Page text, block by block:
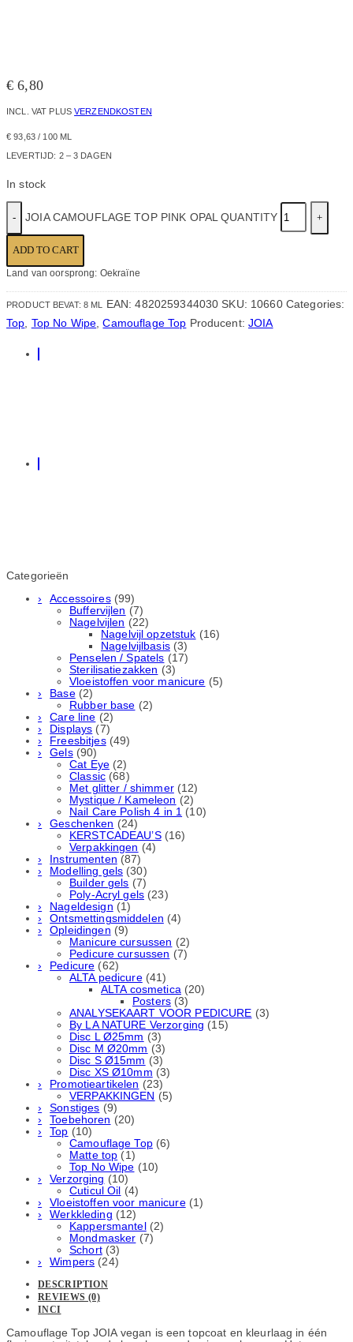
€ 6,80
INCL. VAT PLUSVERZENDKOSTEN
€ 93,63/ 100 ML
LEVERTIJD: 2 – 3 DAGEN
In stock
JOIA CAMOUFLAGE TOP PINK OPAL QUANTITY
ADD TO CART
Land van oorsprong: Oekraïne
PRODUCT BEVAT: 8 ML EAN:4820259344030 SKU: 10660 Categories:
Top Top No Wipe ,Camouflage Top Producent:JOIA
Categorieën
Accessoires (99)
Buffervijlen (7)
Nagelvijlen (22)
Nagelvijl opzetstuk (16)
Nagelvijlbasis (3)
Penselen / Spatels (17)
Sterilisatiezakken (3)
Vloeistoffen voor manicure (5)
Base (2)
Rubber basе (2)
Care line (2)
Displays (7)
Freesbitjes (49)
Gels (90)
Cat Eye (2)
Classic (68)
Met glitter / shimmer (12)
Mystique / Kameleon (2)
Nail Care Polish 4 in 1 (10)
Geschenken (24)
KERSTCADEAU’S (16)
Verpakkingen (4)
Instrumenten (87)
Modelling gels (30)
Builder gels (7)
Poly-Acryl gels (23)
Nageldesign (1)
Ontsmettingsmiddelen (4)
Opleidingen (9)
Manicure cursussen (2)
Pedicure cursussen (7)
Pedicure (62)
ALTA pedicure (41)
ALTA cosmetica (20)
Posters (3)
ANALYSEKAART VOOR PEDICURE (3)
By LA NATURE Verzorging (15)
Disc L Ø25mm (3)
Disc M Ø20mm (3)
Disc S Ø15mm (3)
Disc XS Ø10mm (3)
Promotieartikelen (23)
VERPAKKINGEN (5)
Sonstiges (9)
Toebehoren (20)
Top (10)
Camouflage Top (6)
Matte top (1)
Top No Wipe (10)
Verzorging (10)
Cuticul Oil (4)
Vloeistoffen voor manicure (1)
Werkkleding (12)
Kappersmantel (2)
Mondmasker (7)
Schort (3)
Wimpers (24)
DESCRIPTION
REVIEWS (0)
INCI
Camouflage Top JOIA vegan is een topcoat en kleurlaag in één